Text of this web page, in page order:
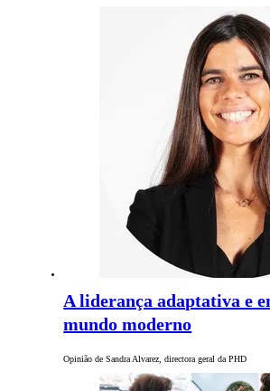
A liderança adaptativa e
mundo moderno
Opinião de Sandra Alvarez, directora geral da PHD